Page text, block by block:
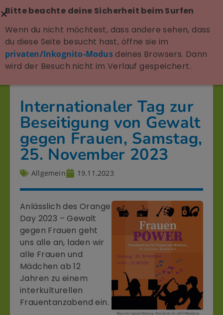
Internationaler Tag zur
Beseitigung von Gewalt
gegen Frauen, Samstag,
25. November 2023
Allgemein 19.11.2023
Anlässlich des Orange
Day 2023 – Gewalt
gegen Frauen geht
uns alle an, laden wir
alle Frauen und
Mädchen ab 12
Jahren zu einem
interkulturellen
Frauentanzabend ein.
Bitte beachte deine Sicherheit beim Surfen
Wenn du nicht möchtest, dass andere sehen, dass
du diese Seite besucht hast, öffne sie im
privaten/Inkognito-Modusdeines Browsers. Dann
wird der Besuch nicht im Verlauf gespeichert.